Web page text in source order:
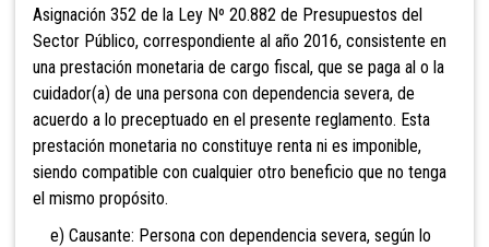
Asignación 352 de la Ley Nº 20.882 de Presupuestos del
Sector Público, correspondiente al año 2016, consistente en
una prestación monetaria de cargo fiscal, que se paga al o la
cuidador(a) de una persona con dependencia severa, de
acuerdo a lo preceptuado en el presente reglamento. Esta
prestación monetaria no constituye renta ni es imponible,
siendo compatible con cualquier otro beneficio que no tenga
el mismo propósito.
e) Causante: Persona con dependencia severa, según lo